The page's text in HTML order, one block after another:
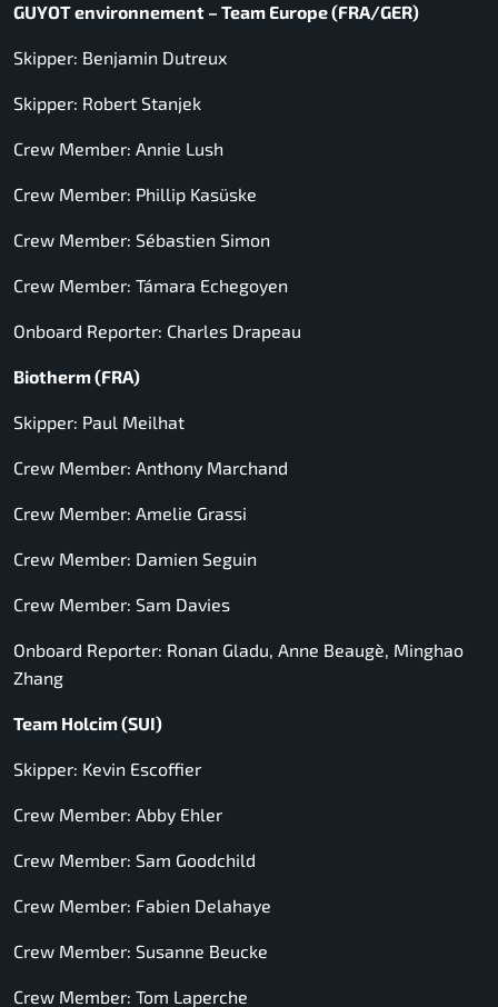
GUYOT environnement – Team Europe (FRA/GER)
Skipper: Benjamin Dutreux
Skipper: Robert Stanjek
Crew Member: Annie Lush
Crew Member: Phillip Kasüske
Crew Member: Sébastien Simon
Crew Member: Támara Echegoyen
Onboard Reporter: Charles Drapeau
Biotherm (FRA)
Skipper: Paul Meilhat
Crew Member: Anthony Marchand
Crew Member: Amelie Grassi
Crew Member: Damien Seguin
Crew Member: Sam Davies
Onboard Reporter: Ronan Gladu, Anne Beaugè, Minghao
Zhang
Team Holcim (SUI)
Skipper: Kevin Escoffier
Crew Member: Abby Ehler
Crew Member: Sam Goodchild
Crew Member: Fabien Delahaye
Crew Member: Susanne Beucke
Crew Member: Tom Laperche